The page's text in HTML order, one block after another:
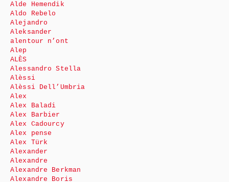
Alde Hemendik
Aldo Rebelo
Alejandro
Aleksander
alentour n’ont
Alep
ALÈS
Alessandro Stella
Alèssi
Alèssi Dell’Umbria
Alex
Alex Baladi
Alex Barbier
Alex Cadourcy
Alex pense
Alex Türk
Alexander
Alexandre
Alexandre Berkman
Alexandre Boris